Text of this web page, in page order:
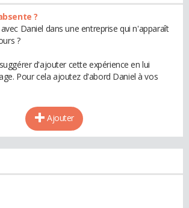
?
Daniel dans une entreprise qui n'apparaît
?
d'ajouter cette expérience en lui
Pour cela ajoutez d'abord Daniel à vos
Ajouter